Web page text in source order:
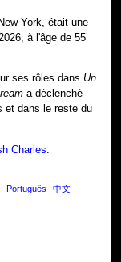
York, était une
à l'âge de 55
ses rôles dans Un
a déclenché
et dans le reste du
Charles.
Português 中文